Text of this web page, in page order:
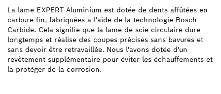
La lame EXPERT Aluminium est dotée de dents affûtées en
carbure fin, fabriquées à l'aide de la technologie Bosch
Carbide. Cela signifie que la lame de scie circulaire dure
longtemps et réalise des coupes précises sans bavures et
sans devoir être retravaillée. Nous l'avons dotée d'un
revêtement supplémentaire pour éviter les échauffements et
la protéger de la corrosion.